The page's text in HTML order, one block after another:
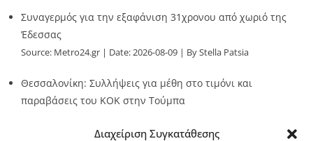
Διαχείριση Συγκατάθεσης
Συναγερμός για την εξαφάνιση 31χρονου από χωριό της
Έδεσσας
Source: Metro24.gr Date: 2026-08-09 By Stella Patsia
Θεσσαλονίκη: Συλλήψεις για μέθη στο τιμόνι και
παραβάσεις του ΚΟΚ στην Τούμπα